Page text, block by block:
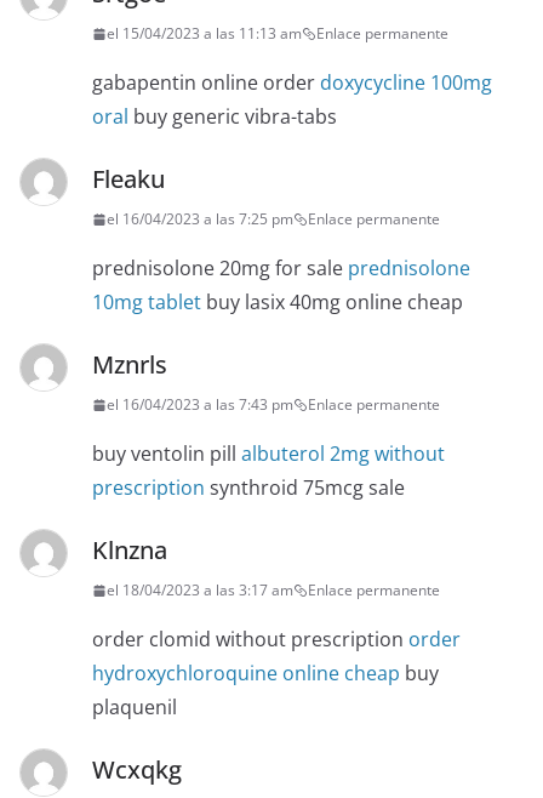
el 15/04/2023 a las 11:13 am Enlace permanente
gabapentin online order doxycycline 100mg
oral buy generic vibra-tabs
Fleaku
el 16/04/2023 a las 7:25 pm Enlace permanente
prednisolone 20mg for sale prednisolone
10mg tablet buy lasix 40mg online cheap
Mznrls
el 16/04/2023 a las 7:43 pm Enlace permanente
buy ventolin pill albuterol 2mg without
prescription synthroid 75mcg sale
Klnzna
el 18/04/2023 a las 3:17 am Enlace permanente
order clomid without prescription order
hydroxychloroquine online cheap buy
plaquenil
Wcxqkg